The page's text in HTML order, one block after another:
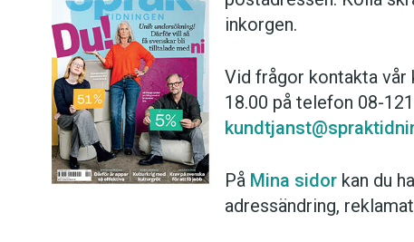
Podden
Anmäl till
Föreslå
inkorgen.
Vid frågor kontakta vår
18.00 på telefon 08-
På Mina sidor kan du
adressändring,